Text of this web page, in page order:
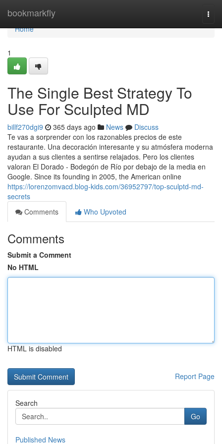
bookmarkfly
Home
Home
1
The Single Best Strategy To
Use For Sculpted MD
billf270dgi9 365 days ago News
Discuss
Te vas a sorprender con los razonables precios de este
restaurante. Una decoración interesante y su atmósfera moderna
ayudan a sus clientes a sentirse relajados. Pero los clientes
valoran El Dorado - Bodegón de Río por debajo de la media en
Google. Since its founding in 2005, the American online
https://lorenzomvacd.blog-kids.com/36952797/top-sculptd-md-
secrets
Comments
Who Upvoted
Comments
Submit a Comment
No HTML
HTML is disabled
Report Page
Search
Go
Published News